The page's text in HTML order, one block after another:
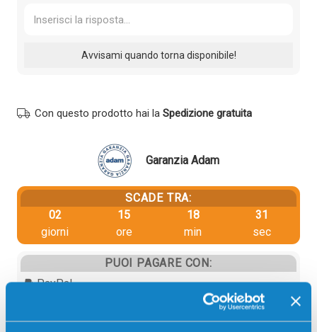
Con questo prodotto hai la Spedizione gratuita
Garanzia Adam
SCADE TRA:
02
giorni
15
ore
18
min
30
sec
PUOI PAGARE CON:
PayPal